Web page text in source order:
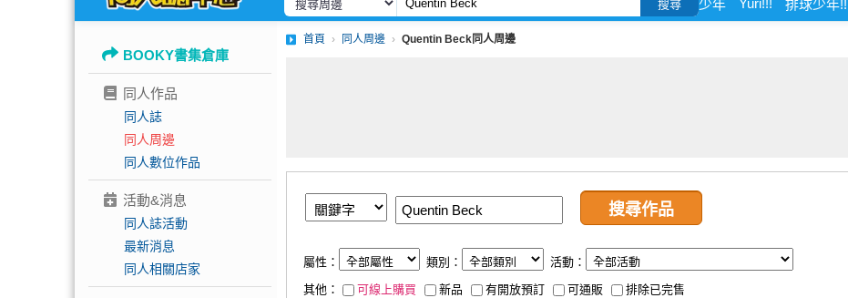
搜尋 少年 排球少年!!
BOOKY書集倉庫
同人作品
同人誌
同人周邊
同人數位作品
活動&消息
同人誌活動
最新消息
同人相關店家
首頁 同人周邊 Quentin Beck同人周邊
屬性： 類別：
活動：
其他：
可線上購買 新品 有開放預訂 可通販 排除已完售